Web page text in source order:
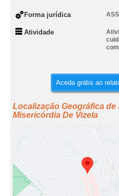
Forma jurídica ASS
Atividade
Aceda grátis ao
Localização Geográfica de
Misericórdia De Vizela